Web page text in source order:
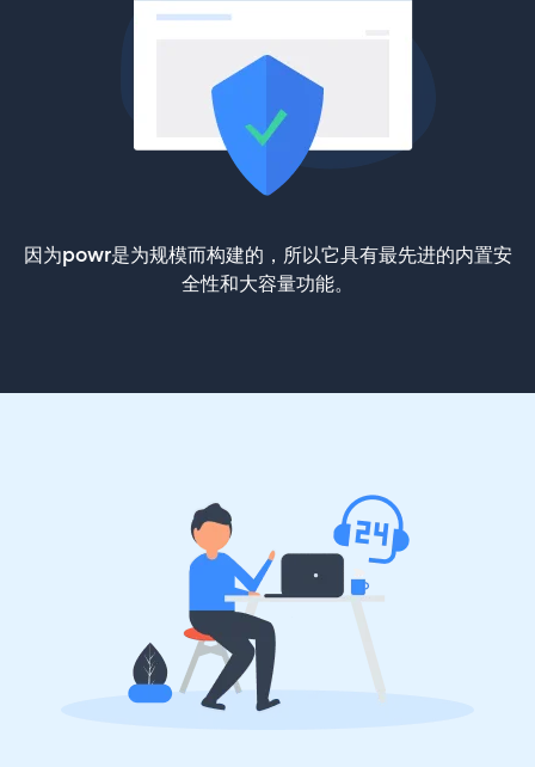
因为powr是为规模而构建的，所以它具有最先进的内置安
全性和大容量功能。